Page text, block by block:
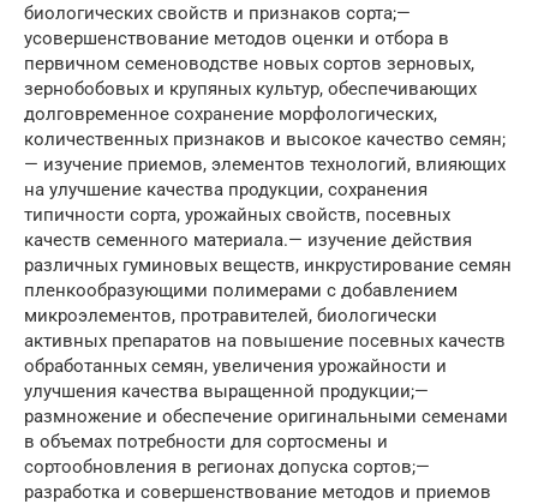
биологических свойств и признаков сорта;—
усовершенствование методов оценки и отбора в
первичном семеноводстве новых сортов зерновых,
зернобобовых и крупяных культур, обеспечивающих
долговременное сохранение морфологических,
количественных признаков и высокое качество семян;
— изучение приемов, элементов технологий, влияющих
на улучшение качества продукции, сохранения
типичности сорта, урожайных свойств, посевных
качеств семенного материала.— изучение действия
различных гуминовых веществ, инкрустирование семян
пленкообразующими полимерами с добавлением
микроэлементов, протравителей, биологически
активных препаратов на повышение посевных качеств
обработанных семян, увеличения урожайности и
улучшения качества выращенной продукции;—
размножение и обеспечение оригинальными семенами
в объемах потребности для сортосмены и
сортообновления в регионах допуска сортов;—
разработка и совершенствование методов и приемов